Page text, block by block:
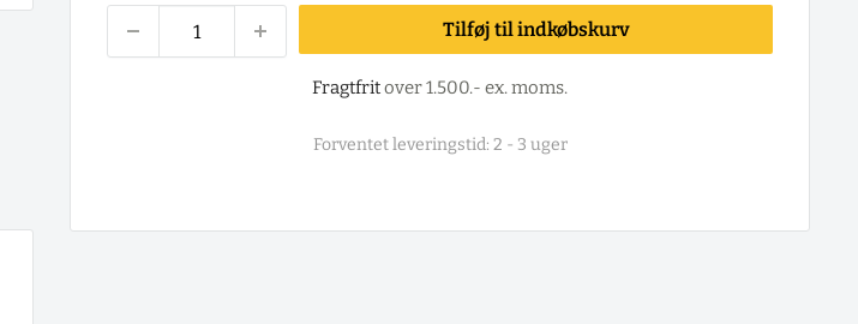
Tilføj til indkøbskurv
Fragtfritover 1.500.- ex. moms.
Forventet leveringstid: 2 - 3 uger